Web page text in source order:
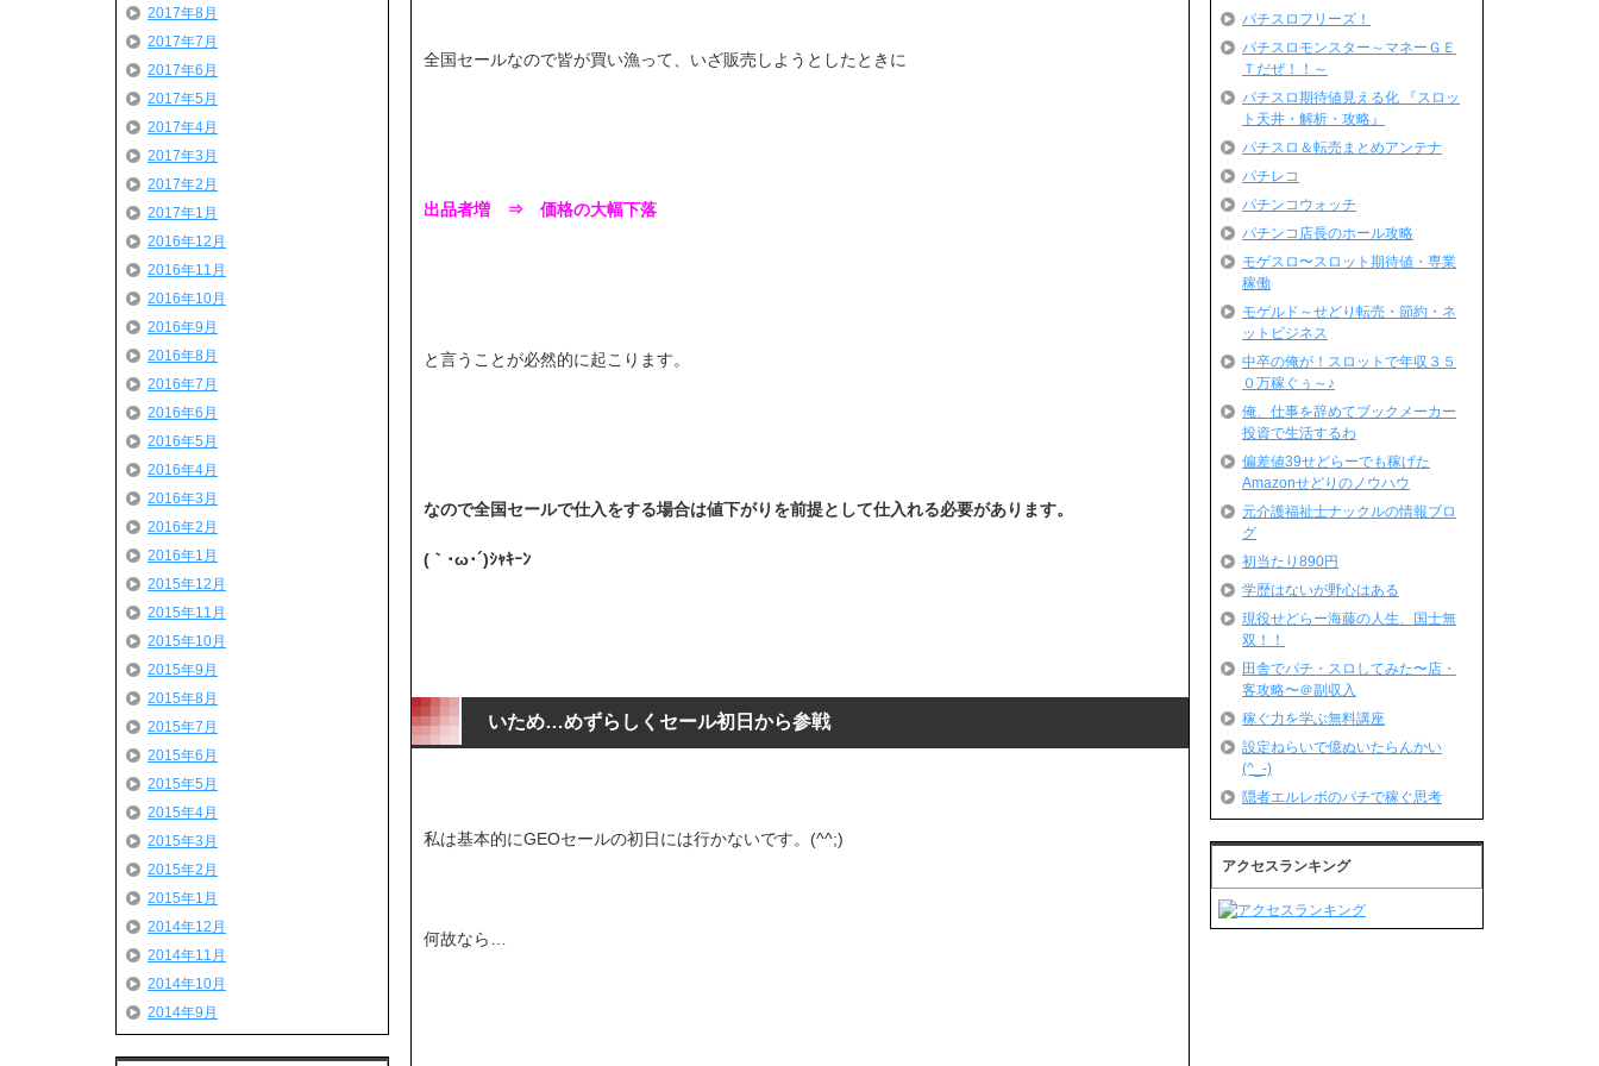
全国セールなので皆が買い漁って、いざ販売しようとしたときに
出品者増 ⇒ 価格の大幅下落
と言うことが必然的に起こります。
なので全国セールで仕入をする場合は値下がりを前提として仕入れる必要があります。
(｀･ω･´)ｼｬｷｰﾝ
いため…めずらしくセール初日から参戦
私は基本的にGEOセールの初日には行かないです。(^^;)
何故なら…
2017年8月
2017年7月
2017年6月
2017年5月
2017年4月
2017年3月
2017年2月
2017年1月
2016年12月
2016年11月
2016年10月
2016年9月
2016年8月
2016年7月
2016年6月
2016年5月
2016年4月
2016年3月
2016年2月
2016年1月
2015年12月
2015年11月
2015年10月
2015年9月
2015年8月
2015年7月
2015年6月
2015年5月
2015年4月
2015年3月
2015年2月
2015年1月
2014年12月
2014年11月
2014年10月
2014年9月
パチスロフリーズ！
パチスロモンスター～マネーＧＥ
Ｔだぜ！！～
パチスロ期待値見える化 『スロッ
ト天井・解析・攻略』
パチスロ＆転売まとめアンテナ
パチレコ
パチンコウォッチ
パチンコ店長のホール攻略
モゲスロ〜スロット期待値・専業
稼働
モゲルド～せどり転売・節約・ネ
ットビジネス
中卒の俺が！スロットで年収３５
０万稼ぐぅ～♪
俺、仕事を辞めてブックメーカー
投資で生活するわ
偏差値39せどらーでも稼げた
Amazonせどりのノウハウ
元介護福祉士ナックルの情報ブロ
グ
初当たり890円
学歴はないが野心はある
現役せどらー海藤の人生、国士無
双！！
田舎でパチ・スロしてみた〜店・
客攻略〜＠副収入
稼ぐ力を学ぶ無料講座
設定ねらいで億ぬいたらんかい
(^_-)
隠者エルレボのパチで稼ぐ思考
アクセスランキング